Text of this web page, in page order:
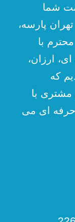
شما
پارسه،
با
ارزان،
که
با
حرفه ای می